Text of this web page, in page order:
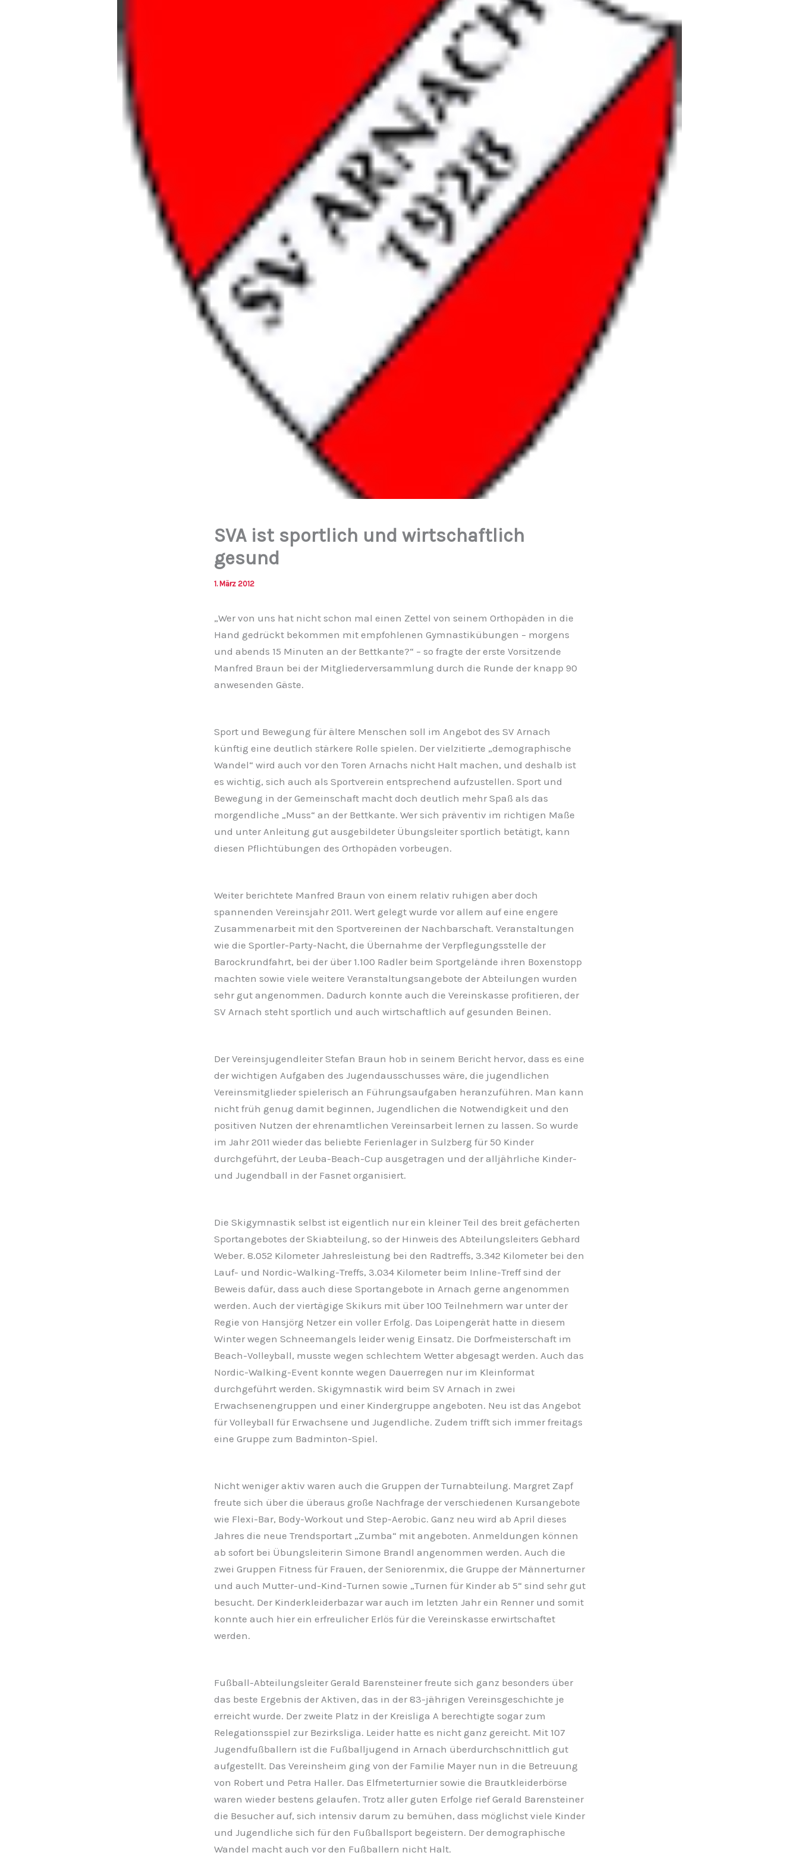
SVA ist sportlich und wirtschaftlich
gesund
1. März 2012
„Wer von uns hat nicht schon mal einen Zettel von seinem Orthopäden in die
Hand gedrückt bekommen mit empfohlenen Gymnastikübungen – morgens
und abends 15 Minuten an der Bettkante?“ – so fragte der erste Vorsitzende
Manfred Braun bei der Mitgliederversammlung durch die Runde der knapp 90
anwesenden Gäste.
Sport und Bewegung für ältere Menschen soll im Angebot des SV Arnach
künftig eine deutlich stärkere Rolle spielen. Der vielzitierte „demographische
Wandel“ wird auch vor den Toren Arnachs nicht Halt machen, und deshalb ist
es wichtig, sich auch als Sportverein entsprechend aufzustellen. Sport und
Bewegung in der Gemeinschaft macht doch deutlich mehr Spaß als das
morgendliche „Muss“ an der Bettkante. Wer sich präventiv im richtigen Maße
und unter Anleitung gut ausgebildeter Übungsleiter sportlich betätigt, kann
diesen Pflichtübungen des Orthopäden vorbeugen.
Weiter berichtete Manfred Braun von einem relativ ruhigen aber doch
spannenden Vereinsjahr 2011. Wert gelegt wurde vor allem auf eine engere
Zusammenarbeit mit den Sportvereinen der Nachbarschaft. Veranstaltungen
wie die Sportler-Party-Nacht, die Übernahme der Verpflegungsstelle der
Barockrundfahrt, bei der über 1.100 Radler beim Sportgelände ihren Boxenstopp
machten sowie viele weitere Veranstaltungsangebote der Abteilungen wurden
sehr gut angenommen. Dadurch konnte auch die Vereinskasse profitieren, der
SV Arnach steht sportlich und auch wirtschaftlich auf gesunden Beinen.
Der Vereinsjugendleiter Stefan Braun hob in seinem Bericht hervor, dass es eine
der wichtigen Aufgaben des Jugendausschusses wäre, die jugendlichen
Vereinsmitglieder spielerisch an Führungsaufgaben heranzuführen. Man kann
nicht früh genug damit beginnen, Jugendlichen die Notwendigkeit und den
positiven Nutzen der ehrenamtlichen Vereinsarbeit lernen zu lassen. So wurde
im Jahr 2011 wieder das beliebte Ferienlager in Sulzberg für 50 Kinder
durchgeführt, der Leuba-Beach-Cup ausgetragen und der alljährliche Kinder-
und Jugendball in der Fasnet organisiert.
Die Skigymnastik selbst ist eigentlich nur ein kleiner Teil des breit gefächerten
Sportangebotes der Skiabteilung, so der Hinweis des Abteilungsleiters Gebhard
Weber. 8.052 Kilometer Jahresleistung bei den Radtreffs, 3.342 Kilometer bei den
Lauf- und Nordic-Walking-Treffs, 3.034 Kilometer beim Inline-Treff sind der
Beweis dafür, dass auch diese Sportangebote in Arnach gerne angenommen
werden. Auch der viertägige Skikurs mit über 100 Teilnehmern war unter der
Regie von Hansjörg Netzer ein voller Erfolg. Das Loipengerät hatte in diesem
Winter wegen Schneemangels leider wenig Einsatz. Die Dorfmeisterschaft im
Beach-Volleyball, musste wegen schlechtem Wetter abgesagt werden. Auch das
Nordic-Walking-Event konnte wegen Dauerregen nur im Kleinformat
durchgeführt werden. Skigymnastik wird beim SV Arnach in zwei
Erwachsenengruppen und einer Kindergruppe angeboten. Neu ist das Angebot
für Volleyball für Erwachsene und Jugendliche. Zudem trifft sich immer freitags
eine Gruppe zum Badminton-Spiel.
Nicht weniger aktiv waren auch die Gruppen der Turnabteilung. Margret Zapf
freute sich über die überaus große Nachfrage der verschiedenen Kursangebote
wie Flexi-Bar, Body-Workout und Step-Aerobic. Ganz neu wird ab April dieses
Jahres die neue Trendsportart „Zumba“ mit angeboten. Anmeldungen können
ab sofort bei Übungsleiterin Simone Brandl angenommen werden. Auch die
zwei Gruppen Fitness für Frauen, der Seniorenmix, die Gruppe der Männerturner
und auch Mutter-und-Kind-Turnen sowie „Turnen für Kinder ab 5“ sind sehr gut
besucht. Der Kinderkleiderbazar war auch im letzten Jahr ein Renner und somit
konnte auch hier ein erfreulicher Erlös für die Vereinskasse erwirtschaftet
werden.
Fußball-Abteilungsleiter Gerald Barensteiner freute sich ganz besonders über
das beste Ergebnis der Aktiven, das in der 83-jährigen Vereinsgeschichte je
erreicht wurde. Der zweite Platz in der Kreisliga A berechtigte sogar zum
Relegationsspiel zur Bezirksliga. Leider hatte es nicht ganz gereicht. Mit 107
Jugendfußballern ist die Fußballjugend in Arnach überdurchschnittlich gut
aufgestellt. Das Vereinsheim ging von der Familie Mayer nun in die Betreuung
von Robert und Petra Haller. Das Elfmeterturnier sowie die Brautkleiderbörse
waren wieder bestens gelaufen. Trotz aller guten Erfolge rief Gerald Barensteiner
die Besucher auf, sich intensiv darum zu bemühen, dass möglichst viele Kinder
und Jugendliche sich für den Fußballsport begeistern. Der demographische
Wandel macht auch vor den Fußballern nicht Halt.